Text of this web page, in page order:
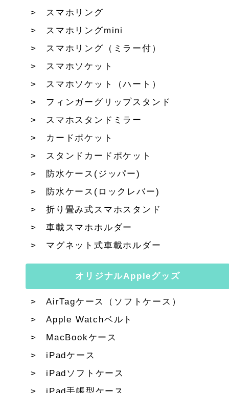
スマホリング
スマホリングmini
スマホリング（ミラー付）
スマホソケット
スマホソケット（ハート）
フィンガーグリップスタンド
スマホスタンドミラー
カードポケット
スタンドカードポケット
防水ケース(ジッパー)
防水ケース(ロックレバー)
折り畳み式スマホスタンド
車載スマホホルダー
マグネット式車載ホルダー
オリジナルAppleグッズ
AirTagケース（ソフトケース）
Apple Watchベルト
MacBookケース
iPadケース
iPadソフトケース